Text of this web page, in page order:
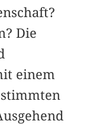
Die
einem